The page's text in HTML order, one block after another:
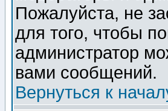
Пожалуйста, не
для того, чтобы
администратор
вами сообщений.
Вернуться к